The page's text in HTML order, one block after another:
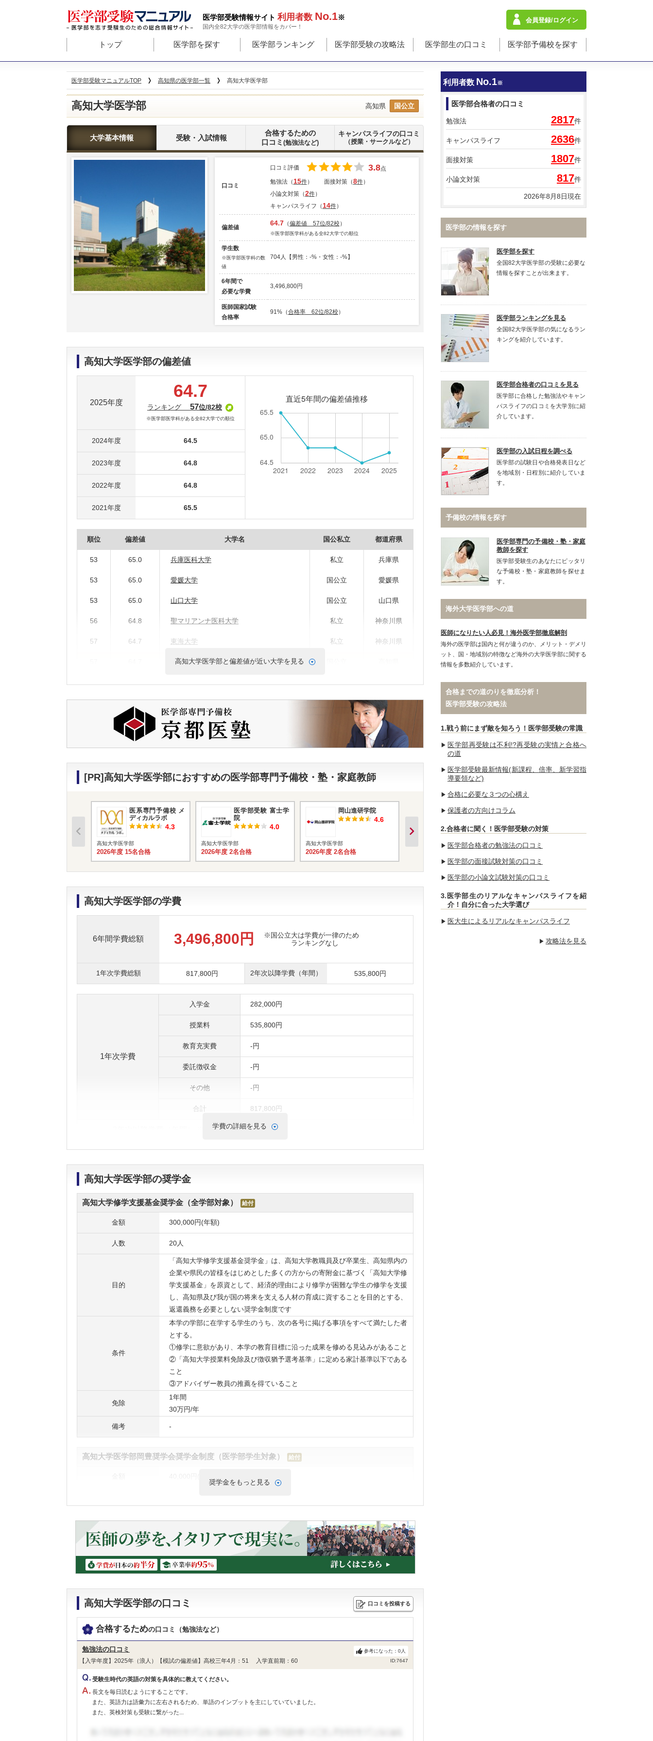
医学部受験情報サイト 利用者数 No.1※
国内全82大学の医学部情報をカバー！
会員登録/ログイン
トップ 医学部を探す 医学部ランキング 医学部受験の攻略法 医学部生の口コミ 医学部予備校を探す
医学部受験マニュアルTOP 高知県の医学部一覧 高知大学医学部
高知大学医学部 高知県 国公立
大学基本情報 受験・入試情報
合格するための
口コミ (勉強法など)
キャンパスライフの口コミ
（授業・サークルなど）
口コミ
口コミ評価 3.8点
勉強法（ 15件） 面接対策（8件）
小論文対策（2件）
キャンパスライフ（ 14件）
偏差値
64.7（偏差値 57位/82校）
※医学部医学科がある全82大学での順位
学生数
※医学部医学科の数
値
704人【男性：-%・女性：-%】
6年間で
必要な学費
3,496,800円
医師国家試験
合格率
91%（合格率 62位/82校）
高知大学医学部の偏差値
2025年度
64.7
ランキング 57位/82校
※医学部医学科がある全82大学での順位
2024年度 64.5
2023年度 64.8
2022年度 64.8
2021年度 65.5
順位 偏差値 大学名 国公私立 都道府県
53 65.0 兵庫医科大学 私立 兵庫県
53 65.0 愛媛大学 国公立 愛媛県
53 65.0 山口大学 国公立 山口県
56 64.8 聖マリアンナ医科大学 私立 神奈川県
57 64.7 東海大学 私立 神奈川県
高知大学
60 64.5 金沢医科大学 私立 石川県
64.3 福岡大学 福岡県
64.3 宮崎県
61 64.3 福井大学 国公立 福井県
高知大学医学部と偏差値が近い大学を見る
[PR]高知大学医学部におすすめの医学部専門予備校・塾・家庭教師
医系専門予備校 メ
ディカルラボ
4.3
高知大学医学部
2026年度 15名合格
医学部受験 富士学
院
4.0
高知大学医学部
2026年度 2名合格
岡山進研学院
4.6
高知大学医学部
2026年度 2名合格
医学部進学予備校
4.0
高知大学医学部
ボ オンライン
校】
高知大学医学部
高知大学医学部の学費
6年間学費総額 3,496,800円
※国公立大は学費が一律のため
ランキングなし
1年次学費総額 817,800円 2年次以降学費（年間） 535,800円
1年次学費
入学金 282,000円
授業料 535,800円
教育充実費 -円
委託徴収金 -円
その他 -円
合計 817,800円
535,800円
6年間学費総額 3,496,800円
学費ランキングを見る
学費の詳細を見る
高知大学医学部の奨学金
高知大学修学支援基金奨学金（全学部対象） 給付
金額 300,000円(年額)
人数 20人
目的
「高知大学修学支援基金奨学金」は、高知大学教職員及び卒業生、高知県内の
企業や県民の皆様をはじめとした多くの方からの寄附金に基づく「高知大学修
学支援基金」を原資として、経済的理由により修学が困難な学生の修学を支援
し、高知県及び我が国の将来を支える人材の育成に資することを目的とする、
返還義務を必要としない奨学金制度です
条件
本学の学部に在学する学生のうち、次の各号に掲げる事項をすべて満たした者
とする。
①修学に意欲があり、本学の教育目標に沿った成果を修める見込みがあること
②「高知大学授業料免除及び徴収猶予選考基準」に定める家計基準以下である
こと
③アドバイザー教員の推薦を得ていること
免除
1年間
30万円/年
備考 -
高知大学医学部岡豊奨学会奨学金制度（医学部学生対象） 給付
目的
て奨学金を１年間支給するものです。
条件
学資困難な学生
※外国人留学生及び次に該当する学生を除く
前年度の進級判定の不合格者
等
免除 -
備考 -
奨学金をもっと見る
高知大学医学部の口コミ 口コミを投稿する
合格するための口コミ（勉強法など）
勉強法の口コミ
【入学年度】2025年（浪人）【模試の偏差値】高校三年4月：51 入学直前期：60 ID:7647
参考になった： 0人
受験生時代の英語の対策を具体的に教えてください。
長文を毎日読むようにすることです。
また、英語力は語彙力に左右されるため、単語のインプットを主にしていていました。
また、英検対策も受験に繋がった...
利用者数 No.1※
医学部合格者の口コミ
勉強法 2817件
キャンパスライフ 2636件
面接対策 1807件
小論文対策 817件
2026年8月8日現在
医学部の情報を探す
医学部を探す
全国82大学医学部の受験に必要な
情報を探すことが出来ます。
医学部ランキングを見る
全国82大学医学部の気になるラン
キングを紹介しています。
医学部合格者の口コミを見る
医学部に合格した勉強法やキャン
パスライフの口コミを大学別に紹
介しています。
医学部の入試日程を調べる
医学部の試験日や合格発表日など
を地域別・日程別に紹介していま
す。
予備校の情報を探す
医学部専門の予備校・塾・家庭
教師を探す
医学部受験生のあなたにピッタリ
な予備校・塾・家庭教師を探せま
す。
海外大学医学部への道
医師になりたい人必見！海外医学部徹底解剖
海外の医学部は国内と何が違うのか、メリット・デメリ
ット、国・地域別の特徴など海外の大学医学部に関する
情報を多数紹介しています。
合格までの道のりを徹底分析！
医学部受験の攻略法
1.戦う前にまず敵を知ろう！医学部受験の常識
医学部再受験は不利!?再受験の実情と合格へ
の道
医学部受験最新情報(新課程、倍率、新学習指
導要領など)
合格に必要な３つの心構え
保護者の方向けコラム
2.合格者に聞く！医学部受験の対策
医学部合格者の勉強法の口コミ
医学部の面接試験対策の口コミ
医学部の小論文試験対策の口コミ
3.医学部生のリアルなキャンパスライフを紹
介！自分に合った大学選び
医大生によるリアルなキャンパスライフ
攻略法を見る